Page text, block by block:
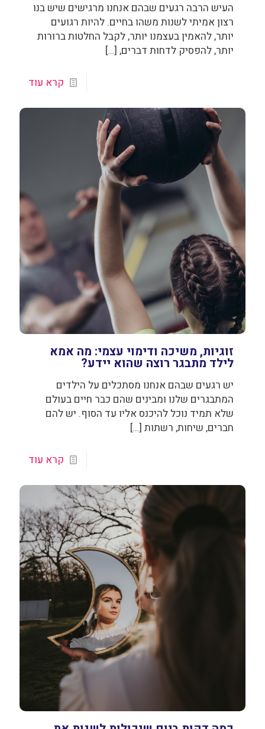
העיש הרבה רגעים שבהם אנחנו מרגישים שיש בנו
רצון אמיתי לשנות משהו בחיים. להיות רגועים
יותר, להאמין בעצמנו יותר, לקבל החלטות ברורות
יותר, להפסיק לדחות דברים, […]
קרא עוד
זוגיות, משיכה ודימוי עצמי: מה אמא
לילד מתבגר רוצה שהוא יידע?
יש רגעים שבהם אנחנו מסתכלים על הילדים
המתבגרים שלנו ומבינים שהם כבר חיים בעולם
שלא תמיד נוכל להיכנס אליו עד הסוף. יש להם
חברים, שיחות, רשתות […]
קרא עוד